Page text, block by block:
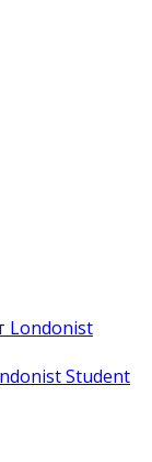
Londonist
Student